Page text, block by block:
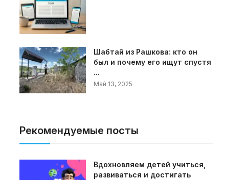
Шабтай из Рашкова: кто он
был и почему его ищут спустя
...
Май 13, 2025
Рекомендуемые посты
Вдохновляем детей учиться,
развиваться и достигать